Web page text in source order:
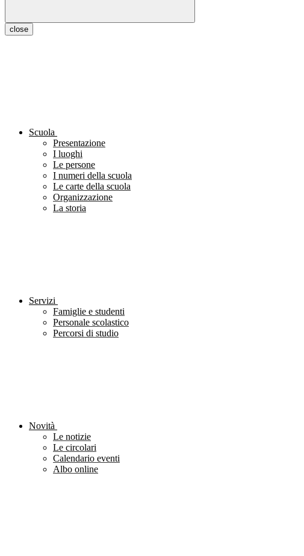
close
Scuola
Presentazione
I luoghi
Le persone
I numeri della scuola
Le carte della scuola
Organizzazione
La storia
Servizi
Famiglie e studenti
Personale scolastico
Percorsi di studio
Novità
Le notizie
Le circolari
Calendario eventi
Albo online